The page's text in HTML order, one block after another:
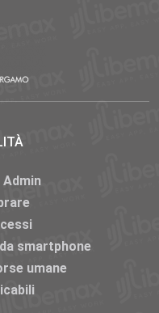
smartphone
umane